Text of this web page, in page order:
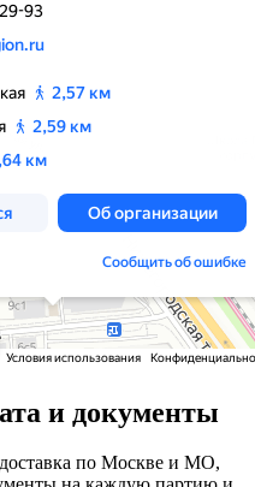
и документы
по Москве и МО,